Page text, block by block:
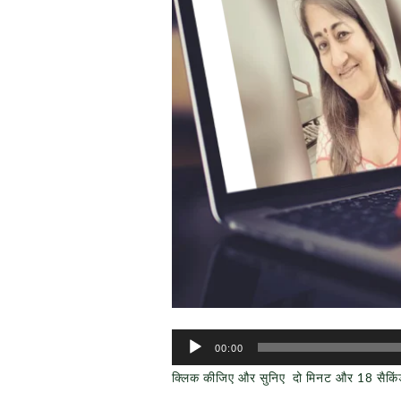
Audio
Player
00:00
क्लिक कीजिए और सुनिए दो मिनट और 18